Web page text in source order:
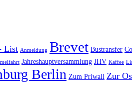
List Anmeldung Brevet Bustransfer
Jahreshauptversammlung JHV Kaffee
Berlin Zum Priwall Zur